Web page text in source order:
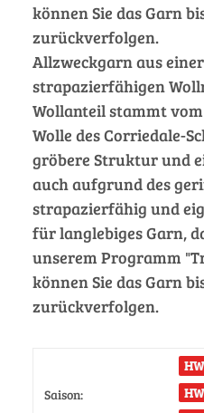
können Sie das Garn
zurückverfolgen.
Allzweckgarn aus
strapazierfähigen
Wollanteil stammt
Wolle des Corriedale-
gröbere Struktur und
auch aufgrund des
strapazierfähig und
für langlebiges Garn,
unserem Programm
können Sie das Garn
zurückverfolgen.
Saison: